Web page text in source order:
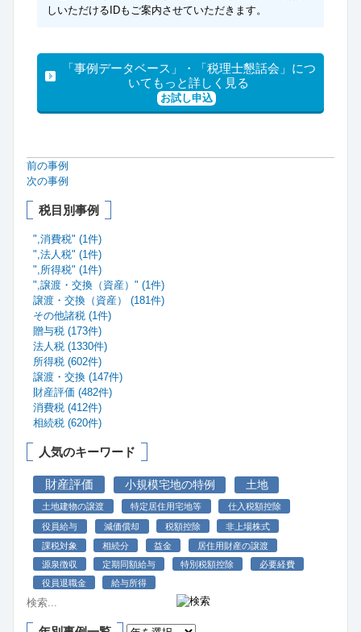
しいただけるIDもご案内させていただきます。
「事例データベース」・「税理士懇話会」につ
いてもっと詳しく見る
お試し申込
前の事例
次の事例
税目別事例
",消費税" (1件)
",法人税" (1件)
",所得税" (1件)
",譲渡・交換（資産）" (1件)
譲渡・交換（資産） (181件)
その他諸税 (1件)
贈与税 (173件)
法人税 (1330件)
所得税 (602件)
譲渡・交換 (147件)
財産評価 (482件)
消費税 (412件)
相続税 (620件)
人気のキーワード
財産評価 小規模宅地の特例 土地
土地建物の譲渡 特定居住用宅地等 仕入税額控除
役員給与 減価償却 税額控除
非上場株式
課税対象
相続分 益金
居住用財産の譲渡
源泉徴収
定期同額給与 特別税額控除
必要経費
役員退職金
給与所得